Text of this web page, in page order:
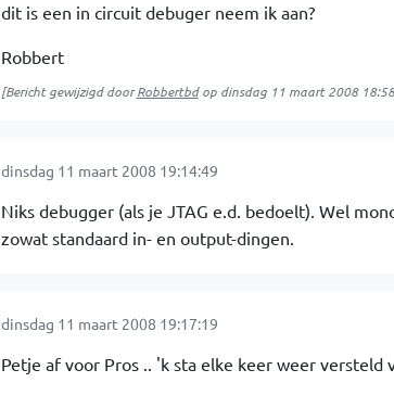
dit is een in circuit debuger neem ik aan?
Robbert
[Bericht gewijzigd doorRobbertbdop dinsdag 11 maart 2008
dinsdag 11 maart 2008 19:14:49
Niks debugger (als je JTAG e.d. bedoelt). Wel
zowat standaard in- en output-dingen.
dinsdag 11 maart 2008 19:17:19
Petje af voor Pros .. 'k sta elke keer weer versteld